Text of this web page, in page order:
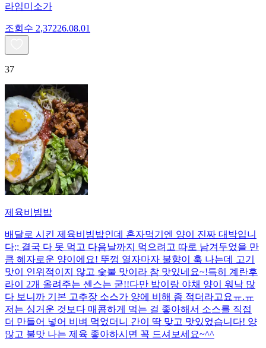
라임미소가
조회수 2,37226.08.01
37
제육비빔밥
배달로 시킨 제육비빔밥인데 혼자먹기엔 양이 진짜 대박입니
다;; 결국 다 못 먹고 다음날까지 먹으려고 따로 남겨두었을 만
큼 혜자로운 양이에요! 뚜껑 열자마자 불향이 훅 나는데 고기
맛이 인위적이지 않고 숯불 맛이라 참 맛있네요~!특히 계란후
라이 2개 올려주는 센스는 굳!! ​다만 밥이랑 야채 양이 워낙 많
다 보니까 기본 고추장 소스가 양에 비해 좀 적더라고요ㅠ.ㅠ
저는 싱거운 것보다 매콤하게 먹는 걸 좋아해서 소스를 직접
더 만들어 넣어 비벼 먹었더니 간이 딱 맞고 맛있었습니다! 양
많고 불맛 나는 제육 좋아하시면 꼭 드셔보세요~^^